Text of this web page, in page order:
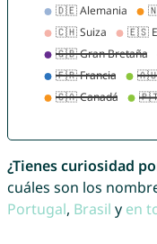
¿Tienes curiosidad
cuáles son los
Portugal, Brasil y en